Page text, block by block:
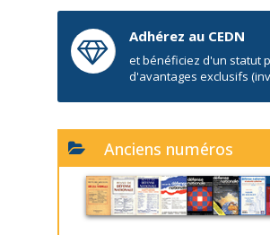
Adhérez au CEDN
et bénéficiez d'un statut
d'avantages exclusifs
Anciens numéros